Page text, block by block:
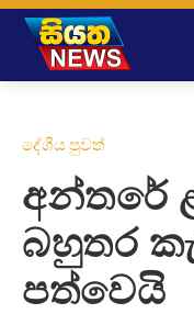
දේශීය පුවත්
අන්තරේ
බහුතර
පත්වෙයි